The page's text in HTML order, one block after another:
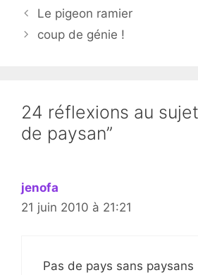
Le pigeon ramier
coup de génie !
24 réflexions au
de paysan”
jenofa
21 juin 2010 à 21:21
Pas de pays sans paysans